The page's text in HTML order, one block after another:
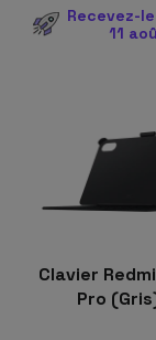
Recevez-
11
Clavier
Pro